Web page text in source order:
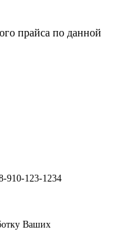
прайса по данной
910-123-1234
Ваших